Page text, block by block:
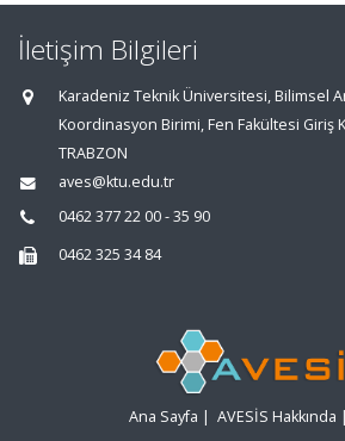
İletişim Bilgileri
Karadeniz Teknik Üniversitesi, Bilimsel
Koordinasyon Birimi, Fen Fakültesi Giriş
TRABZON
aves@ktu.edu.tr
0462 377 22 00 - 35 90
0462 325 34 84
Ana Sayfa | AVESİS Hakkında |